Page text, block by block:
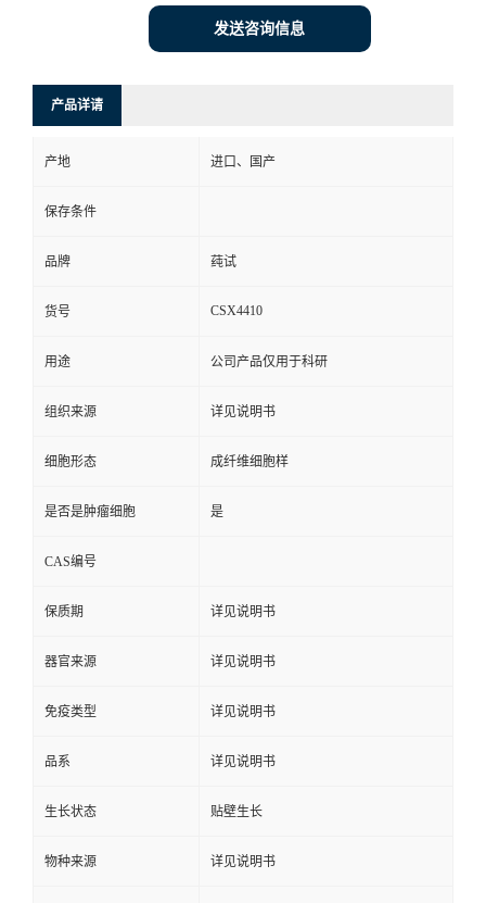
发送咨询信息
产品详请
产地 进口、国产
保存条件
品牌 莼试
货号 CSX4410
用途 公司产品仅用于科研
组织来源 详见说明书
细胞形态 成纤维细胞样
是否是肿瘤细胞 是
CAS编号
保质期 详见说明书
器官来源 详见说明书
免疫类型 详见说明书
品系 详见说明书
生长状态 贴壁生长
物种来源 详见说明书